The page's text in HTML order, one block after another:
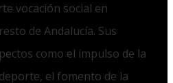
vocación social en
de Andalucía. Sus
como el impulso de la
el fomento de la